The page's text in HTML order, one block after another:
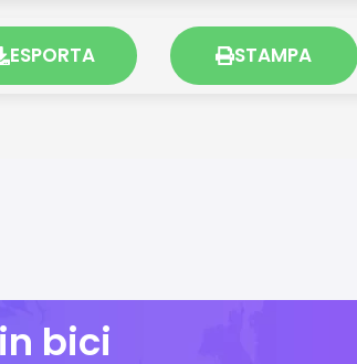
ESPORTA STAMPA
bici